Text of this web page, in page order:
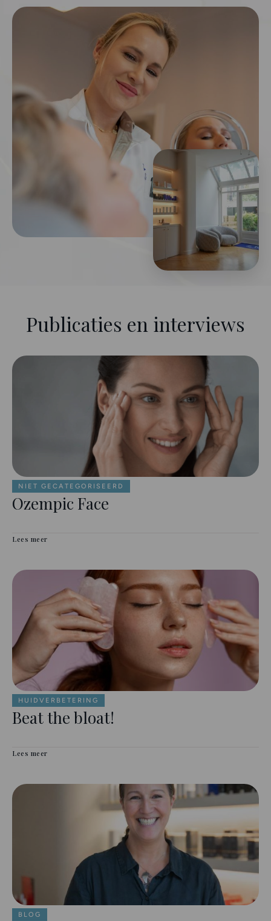
Publicaties en interviews
NIET GECATEGORISEERD
Ozempic Face
Lees meer
HUIDVERBETERING
Beat the bloat!
Lees meer
BLOG